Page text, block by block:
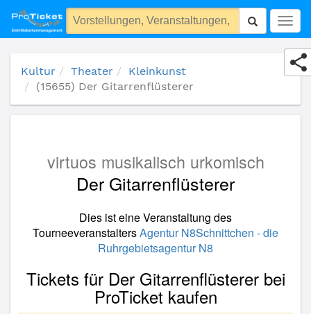
(15655) Der Gitarrenflüsterer
Kultur Theater
Kleinkunst
(15655) Der Gitarrenflüsterer
virtuos musikalisch urkomisch
Der Gitarrenflüsterer
Dies ist eine Veranstaltung des
TourneeveranstaltersAgentur N8Schnittchen - die
Ruhrgebietsagentur N8
Tickets für Der Gitarrenflüsterer bei
ProTicket kaufen